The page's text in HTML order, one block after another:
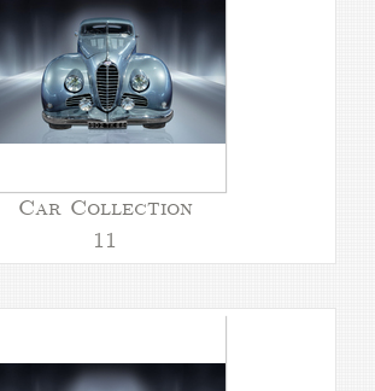
Car Collection
11